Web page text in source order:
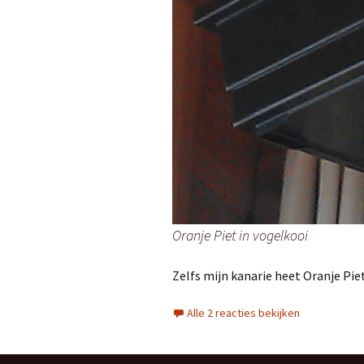
Oranje Piet in vogelkooi
Zelfs mijn kanarie heet Oranje
Alle 2 reacties bekijken